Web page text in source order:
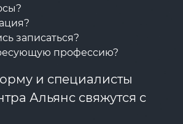
записаться?
профессию?
и специалисты
Альянс свяжутся с